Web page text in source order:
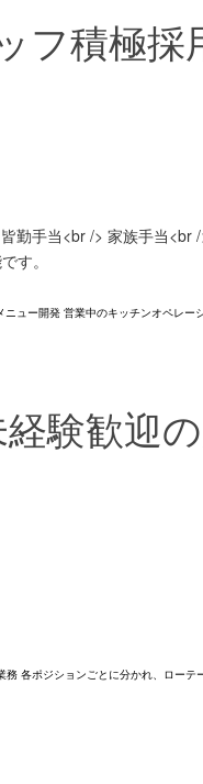
フ積極
手当<br /> 家族手当<br
す。
ー開発 営業中のキッチンオペレ
験歓迎
各ポジションごとに分かれ、ロー